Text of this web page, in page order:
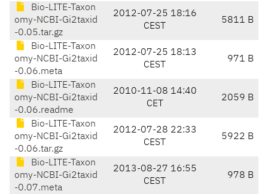
Bio-LITE-Taxon
omy-NCBI-Gi2taxid
-0.05.tar.gz
2012-07-25 18:16
CEST
5811 B
Bio-LITE-Taxon
omy-NCBI-Gi2taxid
-0.06.meta
2012-07-25 18:13
CEST
971 B
Bio-LITE-Taxon
omy-NCBI-Gi2taxid
-0.06.readme
2010-11-08 14:40
CET
2059 B
Bio-LITE-Taxon
omy-NCBI-Gi2taxid
-0.06.tar.gz
2012-07-28 22:33
CEST
5922 B
Bio-LITE-Taxon
omy-NCBI-Gi2taxid
-0.07.meta
2013-08-27 16:55
CEST
978 B